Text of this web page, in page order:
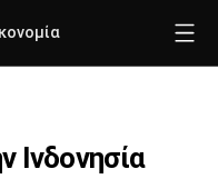
Ινδονησία